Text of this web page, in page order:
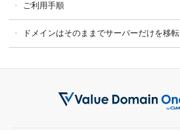
ご利用手順
ドメインはそのままでサーバーだけを移転